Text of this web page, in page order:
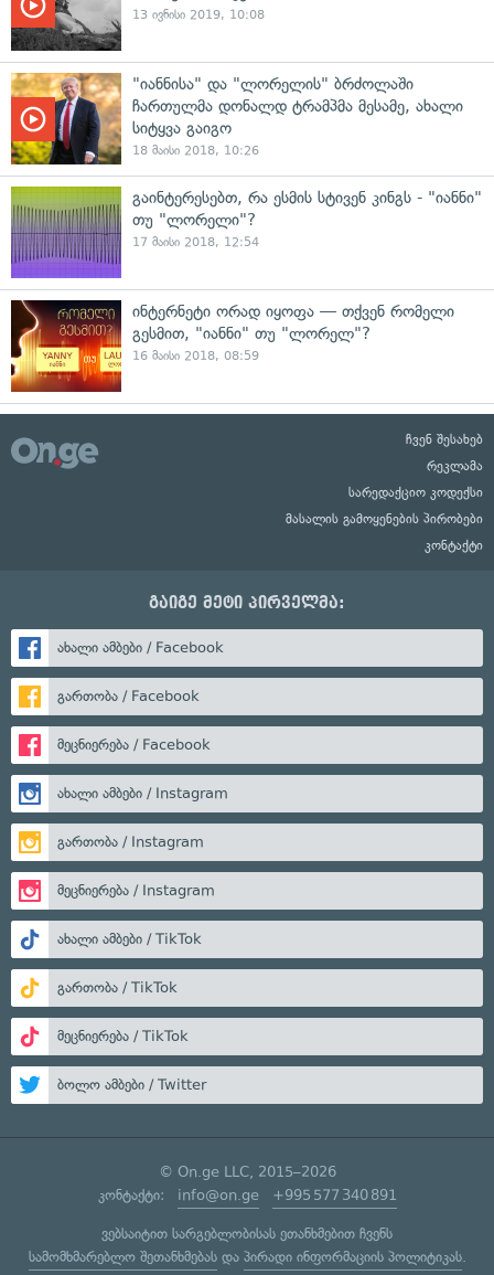
13 ივნისი 2019, 10:08
"იანნისა" და "ლორელის" ბრძოლაში
ჩართულმა დონალდ ტრამპმა მესამე, ახალი
სიტყვა გაიგო
18 მაისი 2018, 10:26
გაინტერესებთ, რა ესმის სტივენ კინგს - "იანნი"
თუ "ლორელი"?
17 მაისი 2018, 12:54
ინტერნეტი ორად იყოფა — თქვენ რომელი
გესმით, "იანნი" თუ "ლორელ"?
16 მაისი 2018, 08:59
ჩვენ შესახებ
რეკლამა
სარედაქციო კოდექსი
მასალის გამოყენების პირობები
კონტაქტი
გაიგე მეტი პირველმა:
ახალი ამბები / Facebook
გართობა / Facebook
მეცნიერება / Facebook
ახალი ამბები / Instagram
გართობა / Instagram
მეცნიერება / Instagram
ახალი ამბები / TikTok
გართობა / TikTok
მეცნიერება / TikTok
ბოლო ამბები / Twitter
© On.ge LLC, 2015–2026
კონტაქტი: info@on.ge +995 577 340 891
ვებსაიტით სარგებლობისას ეთანხმებით ჩვენს
სამომხმარებლო შეთანხმებასდა პირადი ინფორმაციის პოლიტიკას.